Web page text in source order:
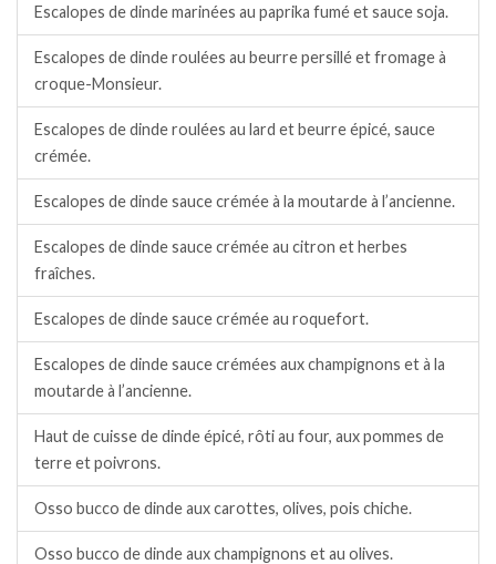
Escalopes de dinde marinées au paprika fumé et sauce soja.
Escalopes de dinde roulées au beurre persillé et fromage à
croque-Monsieur.
Escalopes de dinde roulées au lard et beurre épicé, sauce
crémée.
Escalopes de dinde sauce crémée à la moutarde à l’ancienne.
Escalopes de dinde sauce crémée au citron et herbes
fraîches.
Escalopes de dinde sauce crémée au roquefort.
Escalopes de dinde sauce crémées aux champignons et à la
moutarde à l’ancienne.
Haut de cuisse de dinde épicé, rôti au four, aux pommes de
terre et poivrons.
Osso bucco de dinde aux carottes, olives, pois chiche.
Osso bucco de dinde aux champignons et au olives.